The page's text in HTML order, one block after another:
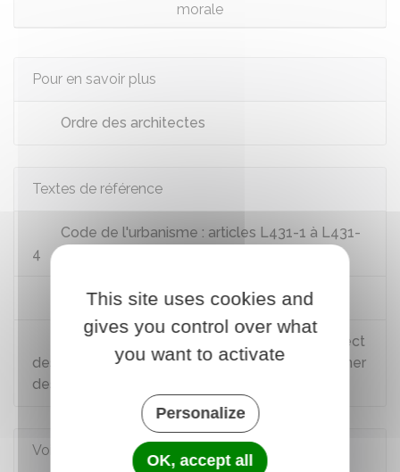
morale
Pour en savoir plus
Ordre des architectes
Textes de référence
Code de l'urbanisme : articles L431-1 à L431-
4
Code de l'urbanisme : article R*431-2
Circulaire du 3 février 2012 relative au respect
des modalités de calcul de la surface de plancher
des constructions
Voir aussi
This site uses cookies and
gives you control over what
you want to activate
Personalize
OK, accept all